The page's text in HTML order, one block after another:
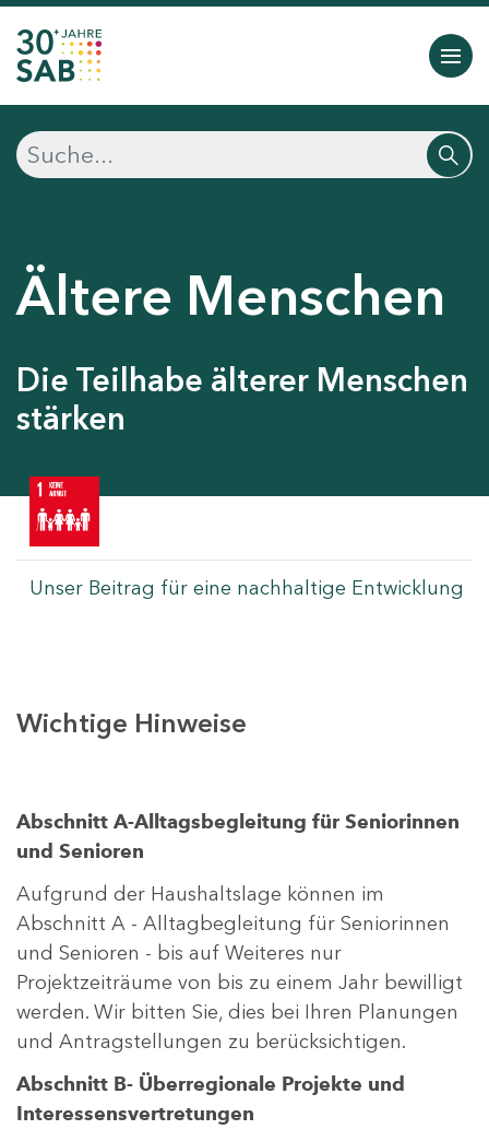
Ältere Menschen
Die Teilhabe älterer Menschen
stärken
Unser Beitrag für eine nachhaltige Entwicklung
Wichtige Hinweise
Abschnitt A-Alltagsbegleitung für Seniorinnen
und Senioren
Aufgrund der Haushaltslage können im
Abschnitt A - Alltagbegleitung für Seniorinnen
und Senioren - bis auf Weiteres nur
Projektzeiträume von bis zu einem Jahr bewilligt
werden. Wir bitten Sie, dies bei Ihren Planungen
und Antragstellungen zu berücksichtigen.
Abschnitt B- Überregionale Projekte und
Interessensvertretungen